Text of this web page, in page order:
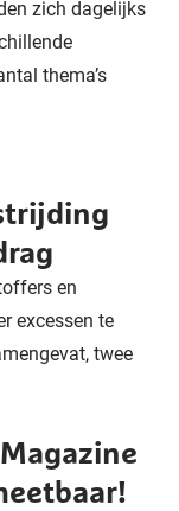
zich dagelijks
thema’s
en
excessen te
twee